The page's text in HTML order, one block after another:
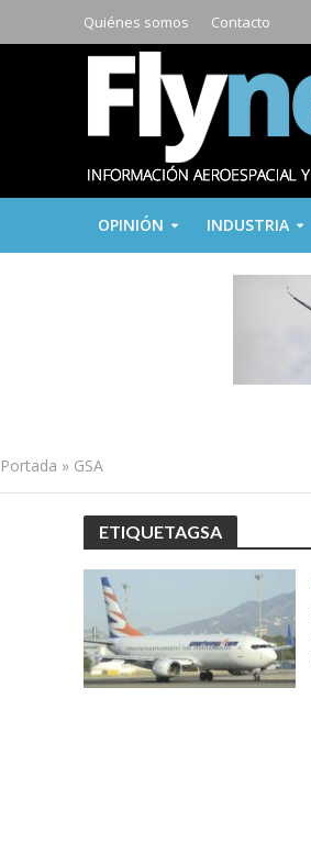
Quiénes somos Contacto
OPINIÓN INDUSTRIA
Portada » GSA
ETIQUETAGSA